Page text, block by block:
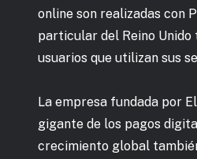
online son realizadas con
particular del Reino Unido
usuarios que utilizan sus
La empresa fundada por
gigante de los pagos
crecimiento global